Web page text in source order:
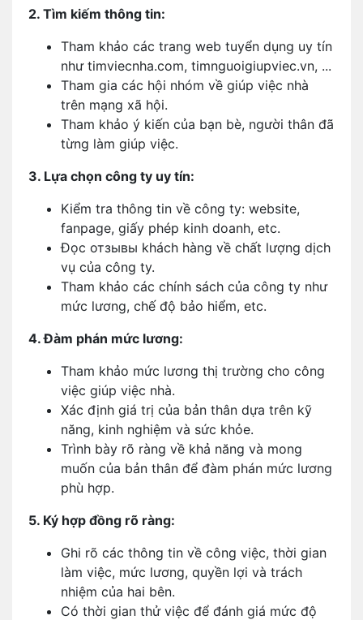
2. Tìm kiếm thông tin:
Tham khảo các trang web tuyển dụng uy tín
như timviecnha.com, timnguoigiupviec.vn, ...
Tham gia các hội nhóm về giúp việc nhà
trên mạng xã hội.
Tham khảo ý kiến của bạn bè, người thân đã
từng làm giúp việc.
3. Lựa chọn công ty uy tín:
Kiểm tra thông tin về công ty: website,
fanpage, giấy phép kinh doanh, etc.
Đọc отзывы khách hàng về chất lượng dịch
vụ của công ty.
Tham khảo các chính sách của công ty như
mức lương, chế độ bảo hiểm, etc.
4. Đàm phán mức lương:
Tham khảo mức lương thị trường cho công
việc giúp việc nhà.
Xác định giá trị của bản thân dựa trên kỹ
năng, kinh nghiệm và sức khỏe.
Trình bày rõ ràng về khả năng và mong
muốn của bản thân để đàm phán mức lương
phù hợp.
5. Ký hợp đồng rõ ràng:
Ghi rõ các thông tin về công việc, thời gian
làm việc, mức lương, quyền lợi và trách
nhiệm của hai bên.
Có thời gian thử việc để đánh giá mức độ